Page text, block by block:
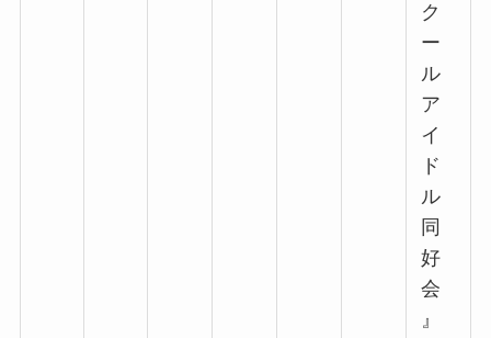
ク
ー
ル
ア
イ
ド
ル
同
好
会
』